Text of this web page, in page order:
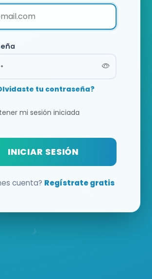
tu contraseña?
mi sesión iniciada
INICIAR SESIÓN
cuenta? Regístrate gratis